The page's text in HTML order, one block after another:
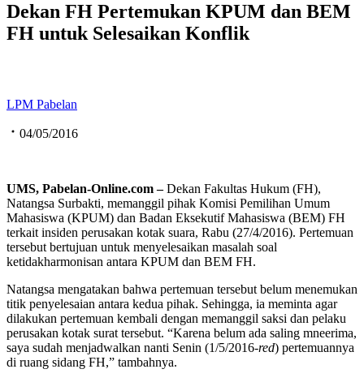
Dekan FH Pertemukan KPUM dan BEM
FH untuk Selesaikan Konflik
LPM Pabelan
04/05/2016
UMS, Pabelan-Online.com–Dekan Fakultas Hukum (FH),
Natangsa Surbakti, memanggil pihak Komisi Pemilihan Umum
Mahasiswa (KPUM) dan Badan Eksekutif Mahasiswa (BEM) FH
terkait insiden perusakan kotak suara, Rabu (27/4/2016). Pertemuan
tersebut bertujuan untuk menyelesaikan masalah soal
ketidakharmonisan antara KPUM dan BEM FH.
Natangsa mengatakan bahwa pertemuan tersebut belum menemukan
titik penyelesaian antara kedua pihak. Sehingga, ia meminta agar
dilakukan pertemuan kembali dengan memanggil saksi dan pelaku
perusakan kotak surat tersebut. “Karena belum ada saling mneerima,
saya sudah menjadwalkan nanti Senin (1/5/2016-red) pertemuannya
di ruang sidang FH,” tambahnya.